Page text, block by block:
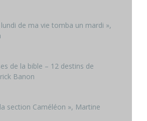
de ma vie tomba un mardi »,
de la bible – 12 destins de
Banon
section Caméléon », Martine